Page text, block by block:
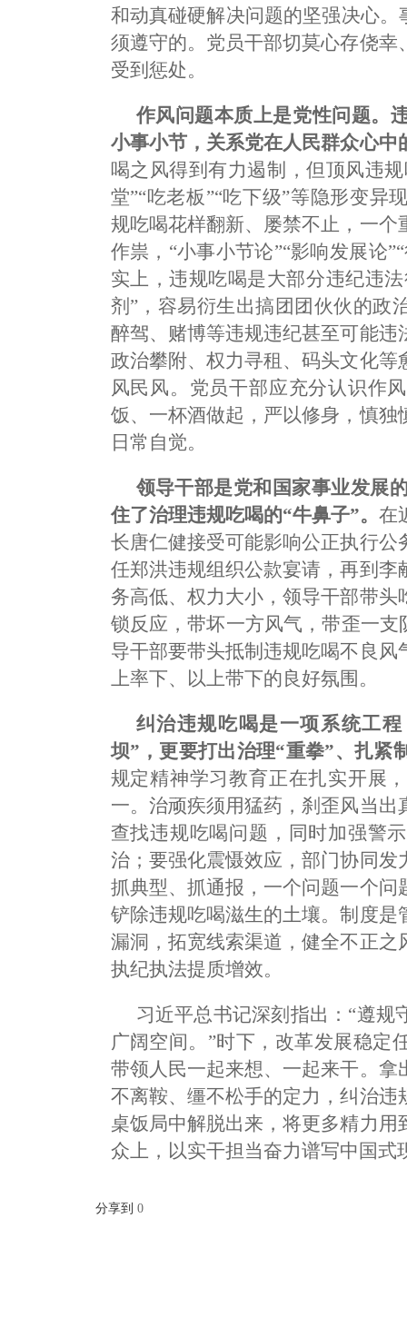
和动真碰硬解决问题的坚强决心
须遵守的。党员干部切莫心存侥
受到惩处。
作风问题本质上是党性问题。
小事小节，关系党在人民群众心中
喝之风得到有力遏制，但顶风违
堂”“吃老板”“吃下级”等隐形变异
规吃喝花样翻新、屡禁不止，一
作祟，“小事小节论”“影响发展论
实上，违规吃喝是大部分违纪违
剂”，容易衍生出搞团团伙伙的政
醉驾、赌博等违规违纪甚至可能
政治攀附、权力寻租、码头文化
风民风。党员干部应充分认识作
饭、一杯酒做起，严以修身，慎
日常自觉。
领导干部是党和国家事业发展
住了治理违规吃喝的“牛鼻子”。在
长唐仁健接受可能影响公正执行
任郑洪违规组织公款宴请，再到
务高低、权力大小，领导干部带
锁反应，带坏一方风气，带歪一
导干部要带头抵制违规吃喝不良
上率下、以上带下的良好氛围。
纠治违规吃喝是一项系统工
坝”，更要打出治理“重拳”、扎紧
规定精神学习教育正在扎实开展
一。治顽疾须用猛药，刹歪风当
查找违规吃喝问题，同时加强警
治；要强化震慑效应，部门协同
抓典型、抓通报，一个问题一个
铲除违规吃喝滋生的土壤。制度
漏洞，拓宽线索渠道，健全不正
执纪执法提质增效。
习近平总书记深刻指出：“遵
广阔空间。”时下，改革发展稳定
带领人民一起来想、一起来干。
不离鞍、缰不松手的定力，纠治
桌饭局中解脱出来，将更多精力
众上，以实干担当奋力谱写中国式
分享到 0